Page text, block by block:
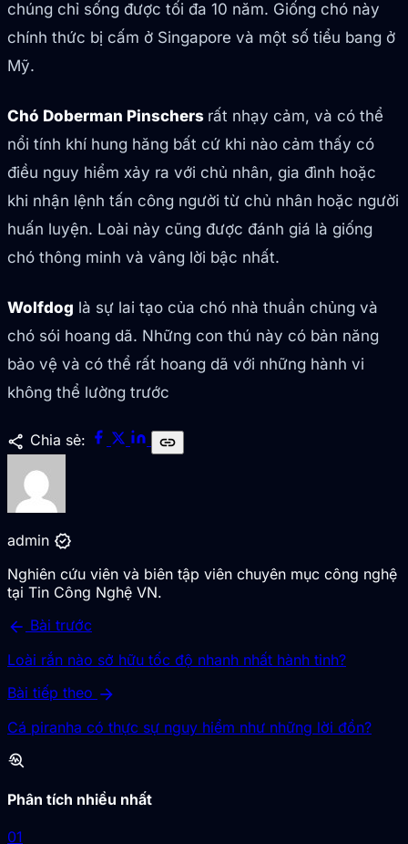
chúng chỉ sống được tối đa 10 năm. Giống chó này
chính thức bị cấm ở Singapore và một số tiểu bang ở
Mỹ.
Chó Doberman Pinschers rất nhạy cảm, và có thể
nổi tính khí hung hăng bất cứ khi nào cảm thấy có
điều nguy hiểm xảy ra với chủ nhân, gia đình hoặc
khi nhận lệnh tấn công người từ chủ nhân hoặc người
huấn luyện. Loài này cũng được đánh giá là giống
chó thông minh và vâng lời bậc nhất.
Wolfdog là sự lai tạo của chó nhà thuần chủng và
chó sói hoang dã. Những con thú này có bản năng
bảo vệ và có thể rất hoang dã với những hành vi
không thể lường trước
share Chia sẻ: link
admin verified
Nghiên cứu viên và biên tập viên chuyên mục công nghệ
tại Tin Công Nghệ VN.
arrow_back Bài trước
Loài rắn nào sở hữu tốc độ nhanh nhất hành tinh?
Bài tiếp theo arrow_forward
Cá piranha có thực sự nguy hiểm như những lời đồn?
troubleshoot
Phân tích nhiều nhất
01